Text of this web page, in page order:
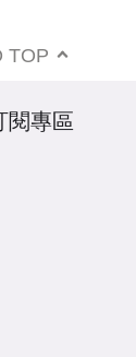
TOP
閱專區